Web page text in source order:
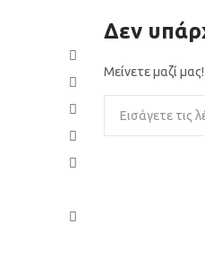
Δεν
Μείνετε μαζί